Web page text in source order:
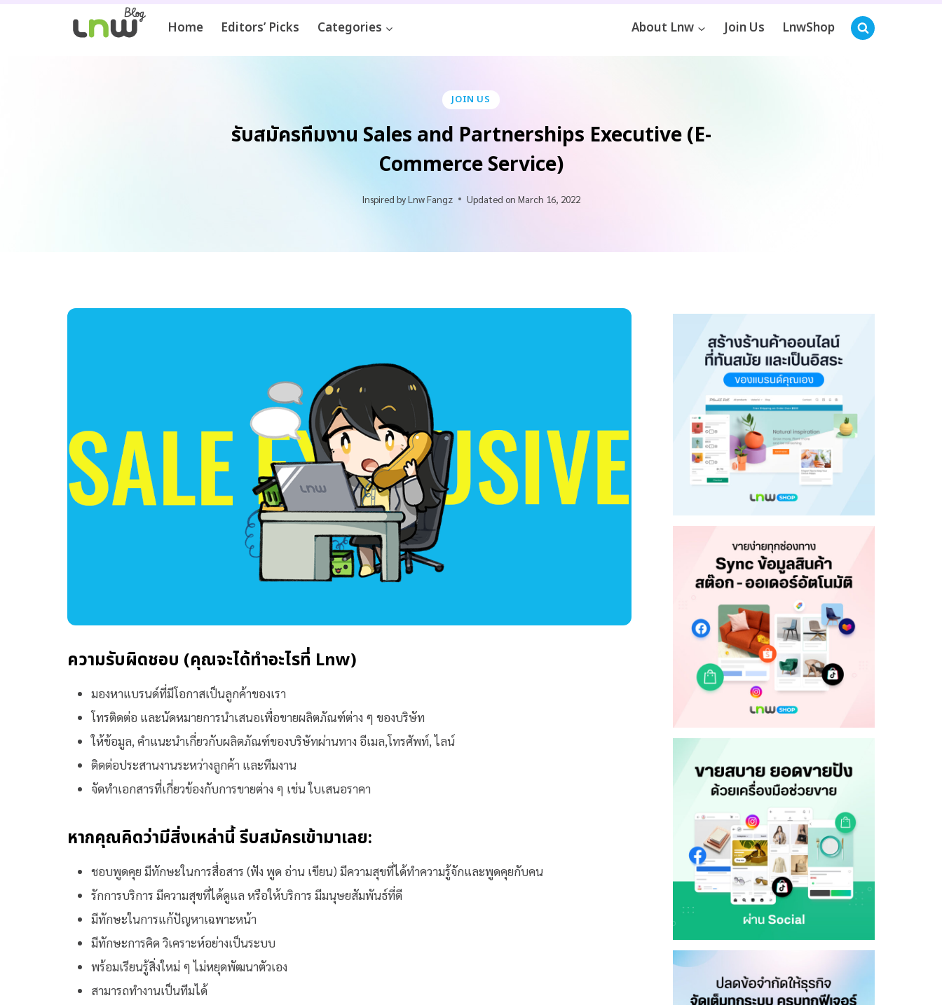
Home Editors’ Picks Categories About Lnw Join Us LnwShop
JOIN US
รับสมัครทีมงาน Sales and Partnerships Executive (E-
Commerce Service)
Inspired byLnw Fangz Updated on March 16, 2022
ความรับผิดชอบ (คุณจะได้ทำอะไรที่ Lnw)
มองหาแบรนด์ที่มีโอกาสเป็นลูกค้าของเรา
โทรติดต่อ และนัดหมายการนำเสนอเพื่อขายผลิตภัณฑ์ต่าง ๆ ของบริษัท
ให้ข้อมูล, คำแนะนำเกี่ยวกับผลิตภัณฑ์ของบริษัทผ่านทาง อีเมล,โทรศัพท์, ไลน์
ติดต่อประสานงานระหว่างลูกค้า และทีมงาน
จัดทำเอกสารที่เกี่ยวข้องกับการขายต่าง ๆ เช่น ใบเสนอราคา
หากคุณคิดว่ามีสิ่งเหล่านี้ รีบสมัครเข้ามาเลย:
ชอบพูดคุย มีทักษะในการสื่อสาร (ฟัง พูด อ่าน เขียน) มีความสุขที่ได้ทำความรู้จักและพูดคุยกับคน
รักการบริการ มีความสุขที่ได้ดูแล หรือให้บริการ มีมนุษยสัมพันธ์ที่ดี
มีทักษะในการแก้ปัญหาเฉพาะหน้า
มีทักษะการคิด วิเคราะห์อย่างเป็นระบบ
พร้อมเรียนรู้สิ่งใหม่ ๆ ไม่หยุดพัฒนาตัวเอง
สามารถทำงานเป็นทีมได้